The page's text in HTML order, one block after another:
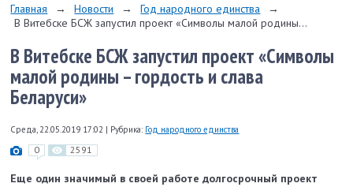
Главная → Новости → Год народного единства
→
В Витебске БСЖ запустил проект «Символы малой родины...
В Витебске БСЖ запустил проект «Символы
малой родины – гордость и слава
Беларуси»
Среда, 22.05.2019 17:02 | Рубрика: Год народного единства
0 2591
Еще один значимый в своей работе долгосрочный проект